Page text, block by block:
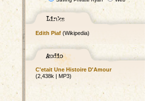
Edith Piaf (Wikipedia)
C'etait Une Histoire D'Amour
(2,438k | MP3)